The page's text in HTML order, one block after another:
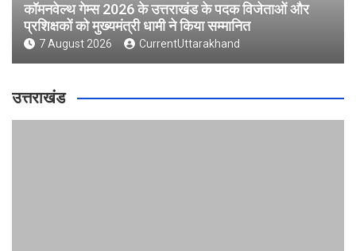
कॉमनवेल्थ गेम्स 2026 के उत्तराखंड के पदक विजेताओं और
प्रशिक्षकों को मुख्यमंत्री धामी ने किया सम्मानित
7 August 2026 CurrentUttarakhand
उत्तराखंड